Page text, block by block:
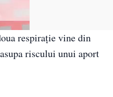
respirație vine din
riscului unui aport